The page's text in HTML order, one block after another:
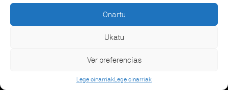
Onartu
Ukatu
Ver preferencias
Lege oinarriakLege oinarriak